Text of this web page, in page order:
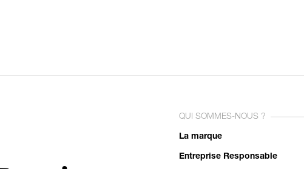
QUI SOMMES-NOUS ?
La marque
Entreprise Responsable